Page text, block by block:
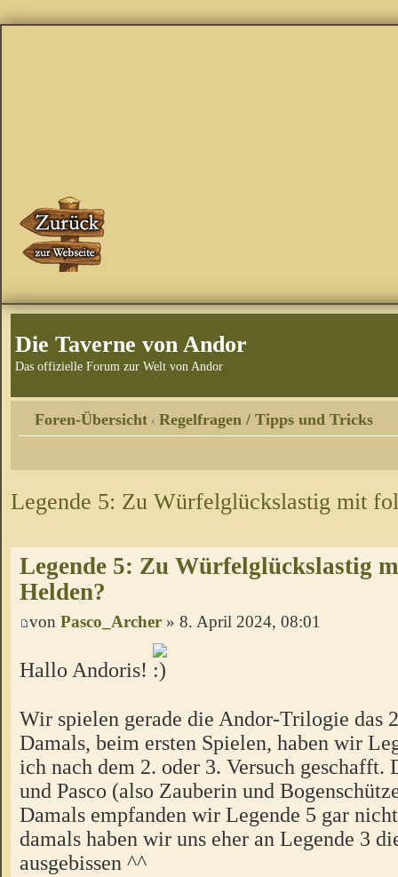
Die Taverne von Andor
Das offizielle Forum zur Welt von Andor
Foren-Übersicht ‹ Regelfragen / Tipps und Tricks
Legende 5: Zu Würfelglückslastig mit
Legende 5: Zu Würfelglückslastig
Helden?
von Pasco_Archer » 8. April 2024, 08:01
Hallo Andoris!
Wir spielen gerade die Andor-Trilogie das
Damals, beim ersten Spielen, haben wir
ich nach dem 2. oder 3. Versuch geschafft.
und Pasco (also Zauberin und
Damals empfanden wir Legende 5 gar
damals haben wir uns eher an Legende 3
ausgebissen ^^